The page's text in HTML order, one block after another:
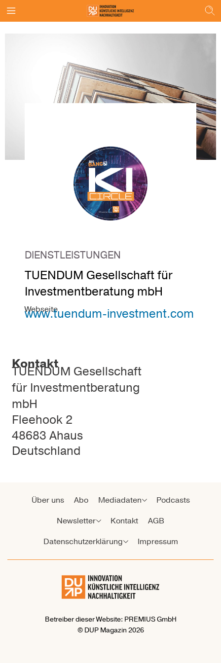
DIENSTLEISTUNGEN
TUENDUM Gesellschaft für
Investmentberatung mbH
Webseite
www.tuendum-investment.com
Kontakt
TUENDUM Gesellschaft
für Investmentberatung
mbH
Fleehook 2
48683 Ahaus
Deutschland
Über uns Abo Mediadaten
Podcasts
Newsletter
Kontakt
AGB
Datenschutzerklärung
Impressum
Betreiber dieser Website: PREMIUS GmbH
© DUP Magazin 2026